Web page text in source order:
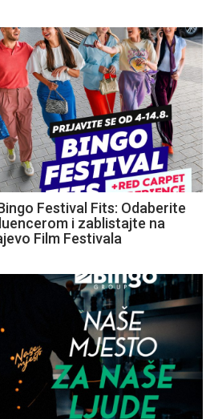
Festival Fits: Odaberite
i zablistajte na
Film Festivala